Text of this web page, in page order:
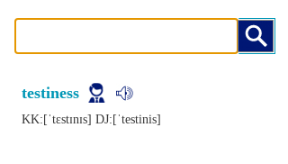
testiness
KK:[ˈtɛstɪnɪs] DJ:[ˈtеstinis]